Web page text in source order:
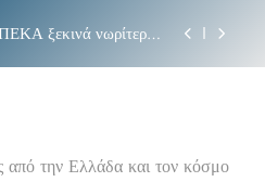
ξεκινά νωρίτερα
φράση «Κρήτη
από την Ελλάδα και τον κόσμο